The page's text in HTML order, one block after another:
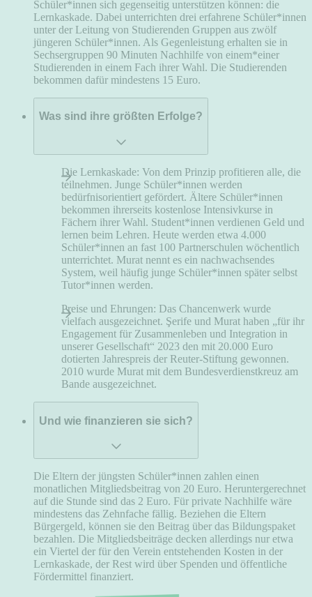
Schüler*innen sich gegenseitig unterstützen können: die
Lernkaskade. Dabei unterrichten drei erfahrene Schüler*innen
unter der Leitung von Studierenden Gruppen aus zwölf
jüngeren Schüler*innen. Als Gegenleistung erhalten sie in
Sechsergruppen 90 Minuten Nachhilfe von einem*einer
Studierenden in einem Fach ihrer Wahl. Die Studierenden
bekommen dafür mindestens 15 Euro.
Was sind ihre größten Erfolge?
Die Lernkaskade: Von dem Prinzip profitieren alle, die
teilnehmen. Junge Schüler*innen werden
bedürfnisorientiert gefördert. Ältere Schüler*innen
bekommen ihrerseits kostenlose Intensivkurse in
Fächern ihrer Wahl. Student*innen verdienen Geld und
lernen beim Lehren. Heute werden etwa 4.000
Schüler*innen an fast 100 Partnerschulen wöchentlich
unterrichtet. Murat nennt es ein nachwachsendes
System, weil häufig junge Schüler*innen später selbst
Tutor*innen werden.
Preise und Ehrungen: Das Chancenwerk wurde
vielfach ausgezeichnet. Şerife und Murat haben „für ihr
Engagement für Zusammenleben und Integration in
unserer Gesellschaft“ 2023 den mit 20.000 Euro
dotierten Jahrespreis der Reuter-Stiftung gewonnen.
2010 wurde Murat mit dem Bundesverdienstkreuz am
Bande ausgezeichnet.
Und wie finanzieren sie sich?
Die Eltern der jüngsten Schüler*innen zahlen einen
monatlichen Mitgliedsbeitrag von 20 Euro. Heruntergerechnet
auf die Stunde sind das 2 Euro. Für private Nachhilfe wäre
mindestens das Zehnfache fällig. Beziehen die Eltern
Bürgergeld, können sie den Beitrag über das Bildungspaket
bezahlen. Die Mitgliedsbeiträge decken allerdings nur etwa
ein Viertel der für den Verein entstehenden Kosten in der
Lernkaskade, der Rest wird über Spenden und öffentliche
Fördermittel finanziert.